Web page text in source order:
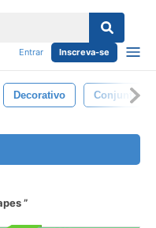
Entrar Inscreva-se
Decorativo Conjunto